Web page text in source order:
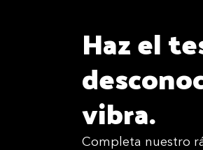
Haz el
vibra.
Completa nuestro